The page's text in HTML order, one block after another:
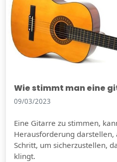
Wie stimmt man eine
09/03/2023
Eine Gitarre zu stimmen,
Herausforderung
Schritt, um sicherzustellen,
klingt.